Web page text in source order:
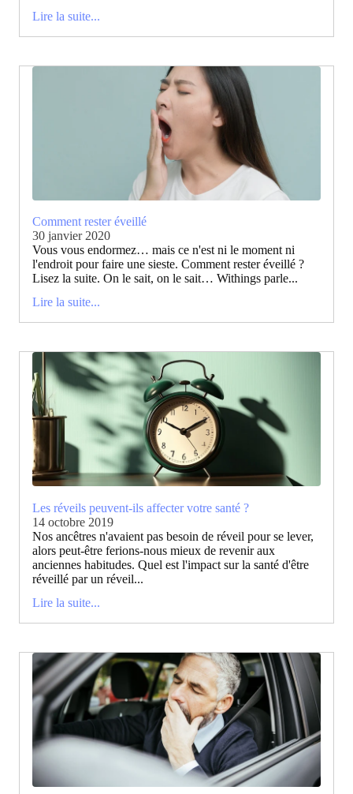
Lire la suite...
Comment rester éveillé
30 janvier 2020
Vous vous endormez… mais ce n'est ni le moment ni
l'endroit pour faire une sieste. Comment rester éveillé ?
Lisez la suite. On le sait, on le sait… Withings parle...
Lire la suite...
Les réveils peuvent-ils affecter votre santé ?
14 octobre 2019
Nos ancêtres n'avaient pas besoin de réveil pour se lever,
alors peut-être ferions-nous mieux de revenir aux
anciennes habitudes. Quel est l'impact sur la santé d'être
réveillé par un réveil...
Lire la suite...